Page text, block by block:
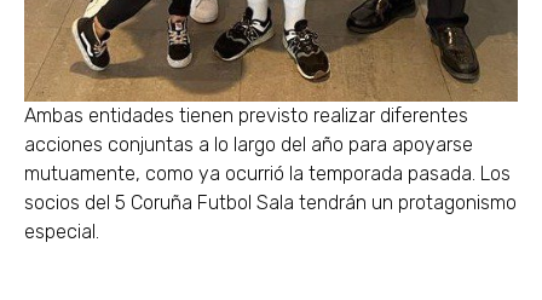
Ambas entidades tienen previsto realizar diferentes
acciones conjuntas a lo largo del año para apoyarse
mutuamente, como ya ocurrió la temporada pasada. Los
socios del 5 Coruña Futbol Sala tendrán un protagonismo
especial.